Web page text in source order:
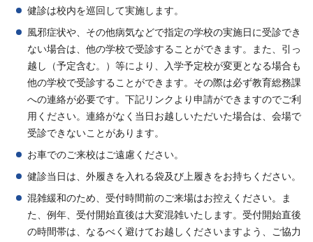
健診は校内を巡回して実施します。
風邪症状や、その他病気などで指定の学校の実施日に受診でき
ない場合は、他の学校で受診することができます。また、引っ
越し（予定含む。）等により、入学予定校が変更となる場合も
他の学校で受診することができます。その際は必ず教育総務課
への連絡が必要です。下記リンクより申請ができますのでご利
用ください。連絡がなく当日お越しいただいた場合は、会場で
受診できないことがあります。
お車でのご来校はご遠慮ください。
健診当日は、外履きを入れる袋及び上履きをお持ちください。
混雑緩和のため、受付時間前のご来場はお控えください。ま
た、例年、受付開始直後は大変混雑いたします。受付開始直後
の時間帯は、なるべく避けてお越しくださいますよう、ご協力